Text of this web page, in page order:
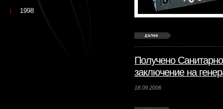
Получено
заключение на
18.09.2006
1998